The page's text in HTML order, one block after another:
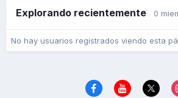
Explorando recientemente 0
No hay usuarios registrados viendo esta